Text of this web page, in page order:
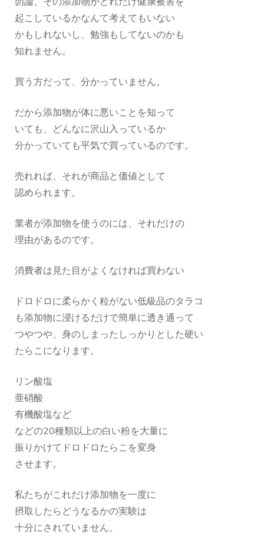
起こしているかなんて考えてもいない
かもしれないし、勉強もしてないのかも
知れません。
買う方だって、分かっていません。
だから添加物が体に悪いことを知って
いても、どんなに沢山入っているか
分かっていても平気で買っているのです。
売れれば、それが商品と価値として
認められます。
業者が添加物を使うのには、それだけの
理由があるのです。
消費者は見た目がよくなければ買わない
ドロドロに柔らかく粒がない低級品のタラコ
も添加物に浸けるだけで簡単に透き通って
つやつや、身のしまったしっかりとした硬い
たらこになります。
リン酸塩
亜硝酸
有機酸塩など
などの20種類以上の白い粉を大量に
振りかけてドロドロたらこを変身
させます。
私たちがこれだけ添加物を一度に
摂取したらどうなるかの実験は
十分にされていません。